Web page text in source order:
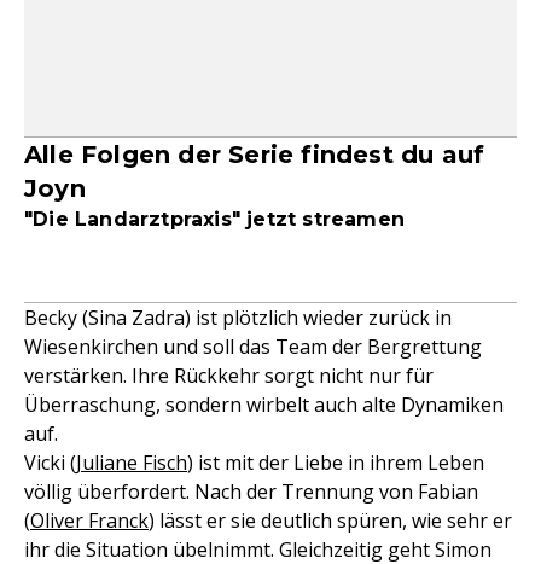
Alle Folgen der Serie findest du auf
Joyn
"Die Landarztpraxis" jetzt streamen
Becky (Sina Zadra) ist plötzlich wieder zurück in
Wiesenkirchen und soll das Team der Bergrettung
verstärken. Ihre Rückkehr sorgt nicht nur für
Überraschung, sondern wirbelt auch alte Dynamiken
auf.
Vicki (Juliane Fisch) ist mit der Liebe in ihrem Leben
völlig überfordert. Nach der Trennung von Fabian
(Oliver Franck) lässt er sie deutlich spüren, wie sehr er
ihr die Situation übelnimmt. Gleichzeitig geht Simon